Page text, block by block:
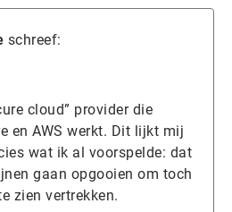
schreef:
cloud” provider die
en AWS werkt. Dit lijkt mij
wat ik al voorspelde: dat
gaan opgooien om toch
zien vertrekken.